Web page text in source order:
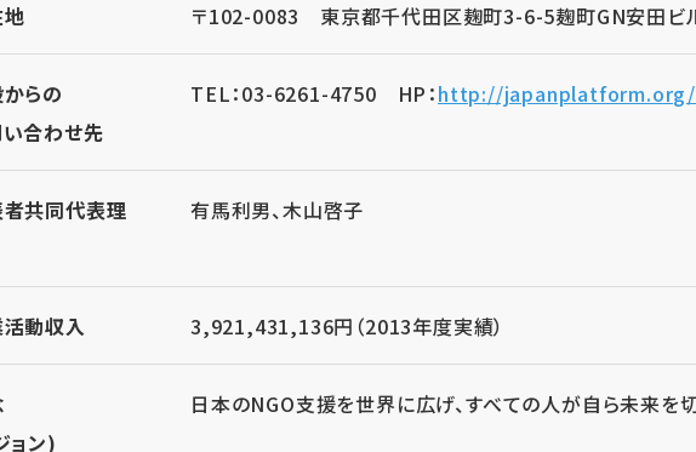
〒102-0083 東京都千代田区麹町3-6-5麹町GN安田ビ
らの
合わせ先
TEL：03-6261-4750 HP：http://japanplatform.org/
共同代表理
有馬利男、木山啓子
動収入 3,921,431,136円（2013年度実績）
ョン)
日本のNGO支援を世界に広げ、すべての人が自ら未来を切